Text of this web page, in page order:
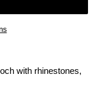
with rhinestones,